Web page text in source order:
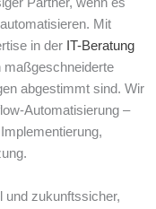
Mit
in der IT-Beratung
maßgeschneiderte
abgestimmt sind. Wir
Automatisierung –
und zukunftssicher,